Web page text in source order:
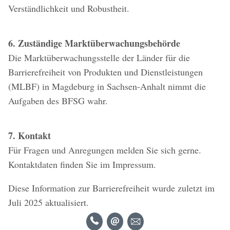
Verständlichkeit und Robustheit.
6. Zuständige Marktüberwachungsbehörde
Die Marktüberwachungsstelle der Länder für die
Barrierefreiheit von Produkten und Dienstleistungen
(MLBF) in Magdeburg in Sachsen-Anhalt nimmt die
Aufgaben des BFSG wahr.
7. Kontakt
Für Fragen und Anregungen melden Sie sich gerne.
Kontaktdaten finden Sie im Impressum.
Diese Information zur Barrierefreiheit wurde zuletzt im
Juli 2025 aktualisiert.